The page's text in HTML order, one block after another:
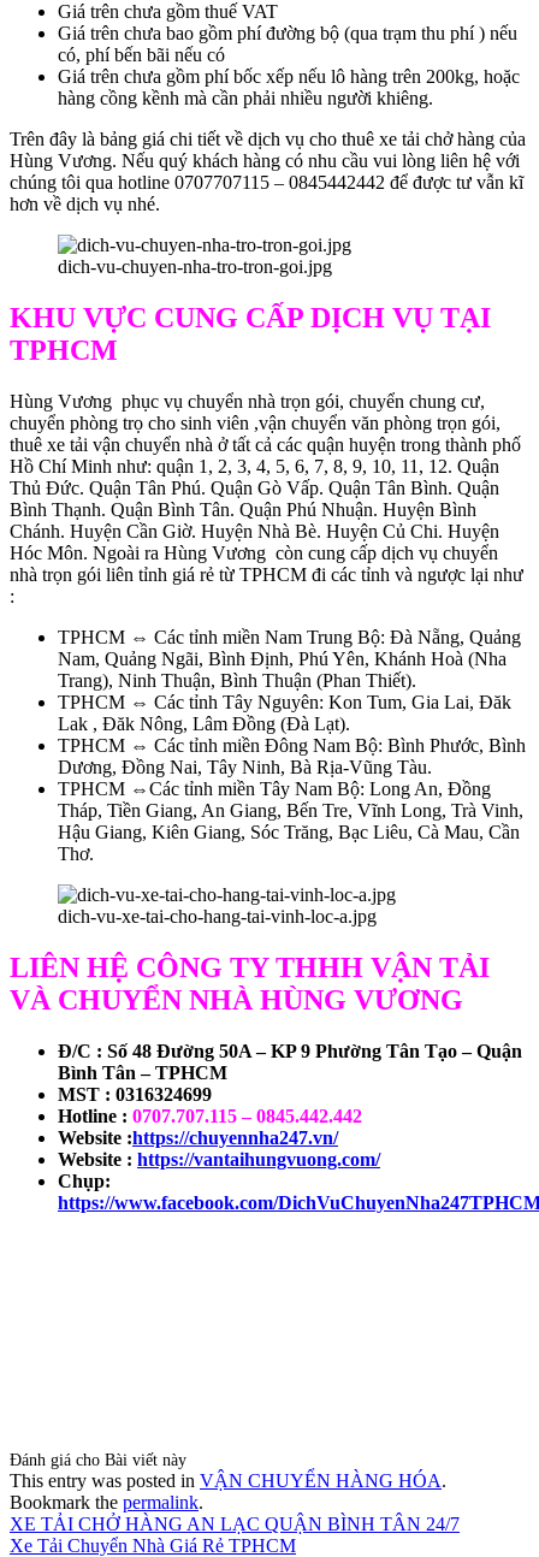
Giá trên chưa gồm thuế VAT
Giá trên chưa bao gồm phí đường bộ (qua trạm thu phí ) nếu
có, phí bến bãi nếu có
Giá trên chưa gồm phí bốc xếp nếu lô hàng trên 200kg, hoặc
hàng cồng kềnh mà cần phải nhiều người khiêng.
Trên đây là bảng giá chi tiết về dịch vụ cho thuê xe tải chở hàng của
Hùng Vương. Nếu quý khách hàng có nhu cầu vui lòng liên hệ với
chúng tôi qua hotline 0707707115 – 0845442442 để được tư vẫn kĩ
hơn về dịch vụ nhé.
dich-vu-chuyen-nha-tro-tron-goi.jpg
KHU VỰC CUNG CẤP DỊCH VỤ TẠI
TPHCM
Hùng Vương phục vụ chuyển nhà trọn gói, chuyển chung cư,
chuyển phòng trọ cho sinh viên ,vận chuyển văn phòng trọn gói,
thuê xe tải vận chuyển nhà ở tất cả các quận huyện trong thành phố
Hồ Chí Minh như: quận 1, 2, 3, 4, 5, 6, 7, 8, 9, 10, 11, 12. Quận
Thủ Đức. Quận Tân Phú. Quận Gò Vấp. Quận Tân Bình. Quận
Bình Thạnh. Quận Bình Tân. Quận Phú Nhuận. Huyện Bình
Chánh. Huyện Cần Giờ. Huyện Nhà Bè. Huyện Củ Chi. Huyện
Hóc Môn. Ngoài ra Hùng Vương còn cung cấp dịch vụ chuyển
nhà trọn gói liên tỉnh giá rẻ từ TPHCM đi các tỉnh và ngược lại như
:
TPHCM ⇔ Các tỉnh miền Nam Trung Bộ: Đà Nẵng, Quảng
Nam, Quảng Ngãi, Bình Định, Phú Yên, Khánh Hoà (Nha
Trang), Ninh Thuận, Bình Thuận (Phan Thiết).
TPHCM ⇔ Các tỉnh Tây Nguyên: Kon Tum, Gia Lai, Đăk
Lak , Đăk Nông, Lâm Đồng (Đà Lạt).
TPHCM ⇔ Các tỉnh miền Đông Nam Bộ: Bình Phước, Bình
Dương, Đồng Nai, Tây Ninh, Bà Rịa-Vũng Tàu.
TPHCM ⇔Các tỉnh miền Tây Nam Bộ: Long An, Đồng
Tháp, Tiền Giang, An Giang, Bến Tre, Vĩnh Long, Trà Vinh,
Hậu Giang, Kiên Giang, Sóc Trăng, Bạc Liêu, Cà Mau, Cần
Thơ.
dich-vu-xe-tai-cho-hang-tai-vinh-loc-a.jpg
LIÊN HỆ CÔNG TY THHH VẬN TẢI
VÀ CHUYỂN NHÀ HÙNG VƯƠNG
Đ/C : Số 48 Đường 50A – KP 9 Phường Tân Tạo – Quận
Bình Tân – TPHCM
MST : 0316324699
Hotline : 0707.707.115 – 0845.442.442
Website :https://chuyennha247.vn/
Website : https://vantaihungvuong.com/
Chụp:
https://www.facebook.com/
Đánh giá cho Bài viết này
This entry was posted in VẬN CHUYỂN HÀNG HÓA.
Bookmark the permalink.
XE TẢI CHỞ HÀNG AN LẠC QUẬN BÌNH TÂN 24/7
Xe Tải Chuyển Nhà Giá Rẻ TPHCM